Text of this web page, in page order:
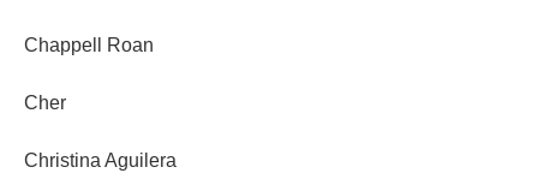
Chappell Roan
Cher
Christina Aguilera